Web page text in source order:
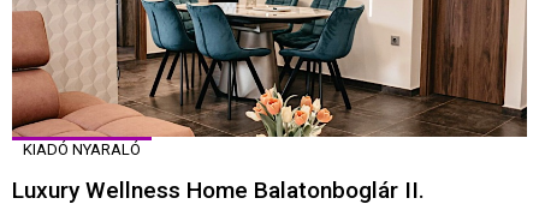
KIADÓ NYARALÓ
Luxury Wellness Home Balatonboglár II.